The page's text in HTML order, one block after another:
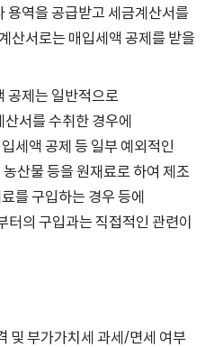
용역을 공급받고 세금계산서를
산서로는 매입세액 공제를 받을
공제는 일반적으로
서를 수취한 경우에
세액 공제 등 일부 예외적인
산물 등을 원재료로 하여 제조
를 구입하는 경우 등에
터의 구입과는 직접적인 관련이
및 부가가치세 과세/면세 여부